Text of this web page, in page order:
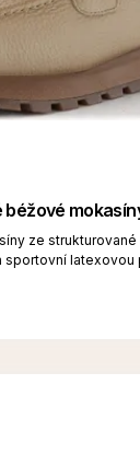
béžové
ze strukturované
sportovní latexovou